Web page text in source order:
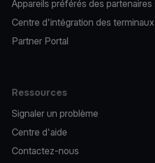
Appareils préférés des
Centre d'intégration des
Partner Portal
Ressources
Signaler un problème
Centre d'aide
Contactez-nous